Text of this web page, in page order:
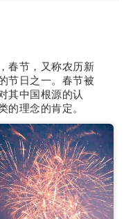
春节，又称农历新
节日之一。春节被
其中国根源的认
的理念的肯定。